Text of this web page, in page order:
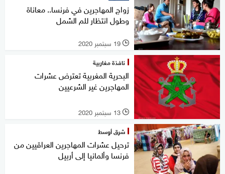
زواج المهاجرين في فرنسا.. معاناة
وطول انتظار للم الشمل
l 19 سبتمبر 2020
نافذة مغاربية
البحرية المغربية تعترض عشرات
المهاجرين غير الشرعيين
l 13 سبتمبر 2020
شرق أوسط
ترحيل عشرات المهاجرين العراقيين من
فرنسا وألمانيا إلى أربيل